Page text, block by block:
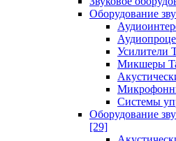
Оборудование
Усилители
Микшеры
Системы
Оборудование
[29]